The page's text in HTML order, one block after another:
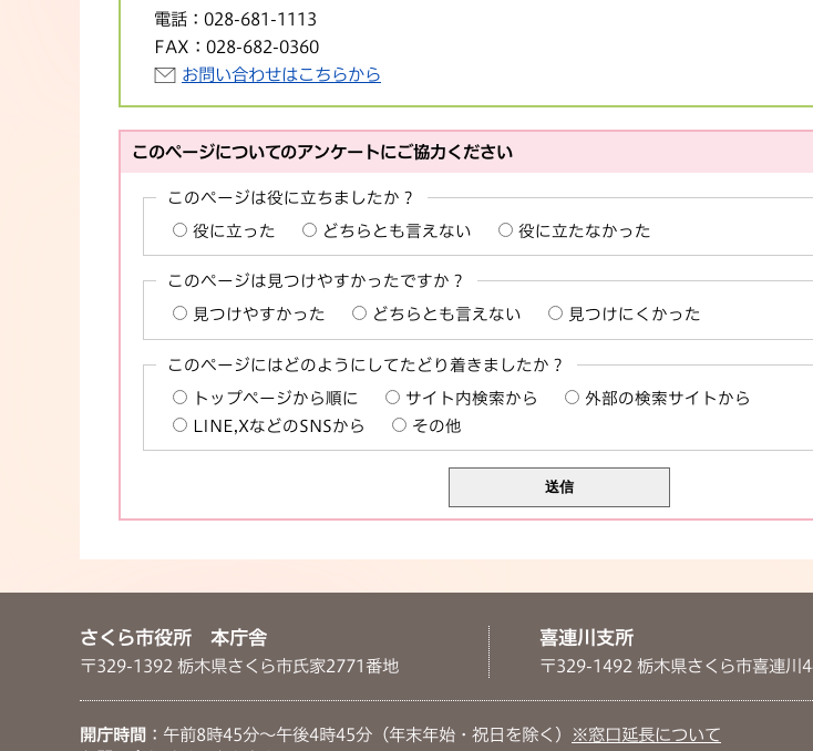
電話： 028-681-1113
FAX： 028-682-0360
お問い合わせはこちらから
このページについてのアンケートにご協力ください
このページは役に立ちましたか？
役に立った どちらとも言えない 役に立たなかった
このページは見つけやすかったですか？
見つけやすかった どちらとも言えない 見つけにくかった
このページにはどのようにしてたどり着きましたか？
トップページから順に サイト内検索から
外部の検索サイトから
LINE,XなどのSNSから
その他
さくら市役所 本庁舎
〒329-1392 栃木県さくら市氏家2771番地
喜連川支所
〒329-1492 栃木県さくら市喜連川
開庁時間 ：午前8時45分～午後4時45分（年末年始・祝日を除く）
※窓口延長について